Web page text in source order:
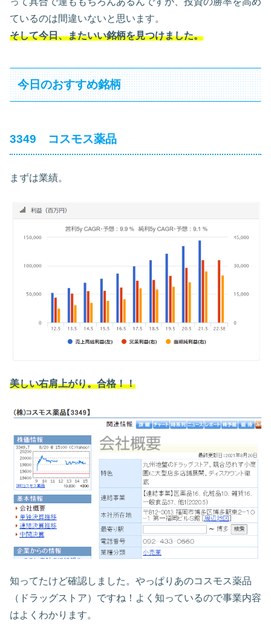
ているのは間違いないと思います。
そして今日、またいい銘柄を見つけました。
今日のおすすめ銘柄
3349 コスモス薬品
まずは業績。
美しい右肩上がり。合格！！
知ってたけど確認しました。やっぱりあのコスモス薬品
（ドラッグストア）ですね！よく知っているので事業内容
はよくわかります。